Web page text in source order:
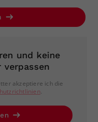
und keine
verpassen
akzeptiere ich die
.